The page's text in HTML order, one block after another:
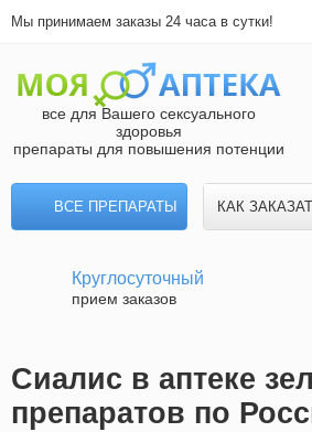
Мы принимаем заказы 24 часа в сутки!
все для Вашего сексуального
здоровья
препараты для повышения потенции
ВСЕ ПРЕПАРАТЫ КАК
Круглосуточный
прием заказов
Сиалис в аптеке
препаратов по